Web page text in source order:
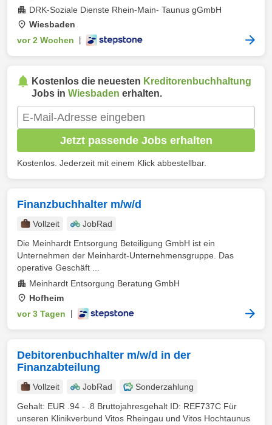
DRK-Soziale Dienste Rhein-Main- Taunus gGmbH
Wiesbaden
vor 2 Wochen
Kostenlos die neuesten Kreditorenbuchhaltung
Jobs in Wiesbaden erhalten.
Jetzt passende Jobs erhalten
Kostenlos. Jederzeit mit einem Klick abbestellbar.
Finanzbuchhalter m/w/d
Vollzeit
JobRad
Die Meinhardt Entsorgung Beteiligung GmbH ist ein
Unternehmen der Meinhardt-Unternehmensgruppe. Das
operative Geschäft ...
Meinhardt Entsorgung Beratung GmbH
Hofheim
vor 3 Tagen
Debitorenbuchhalter m/w/d in der
Finanzabteilung
Vollzeit JobRad
Sonderzahlung
Gehalt: EUR .94 - .8 Bruttojahresgehalt ID: REF737C Für
unseren Klinikverbund Vitos Rheingau und Vitos Hochtaunus